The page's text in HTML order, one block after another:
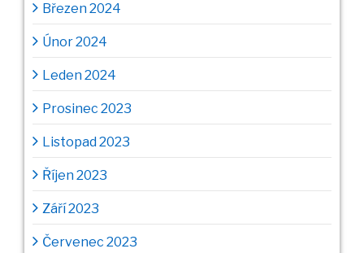
Březen 2024
Únor 2024
Leden 2024
Prosinec 2023
Listopad 2023
Říjen 2023
Září 2023
Červenec 2023